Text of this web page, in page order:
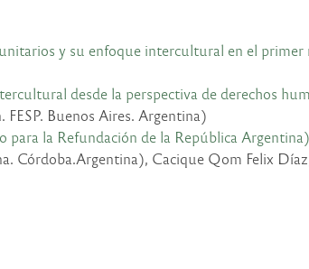
y su enfoque intercultural en el primer
desde la perspectiva de derechos
Buenos Aires. Argentina)
para la Refundación de la República
Córdoba.Argentina), Cacique Qom Felix